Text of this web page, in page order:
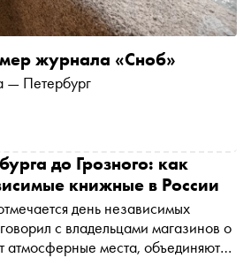
журнала «Сноб»
— Петербург
до Грозного: как
книжные в России
день независимых
с владельцами магазинов о
атмосферные места, объединяют